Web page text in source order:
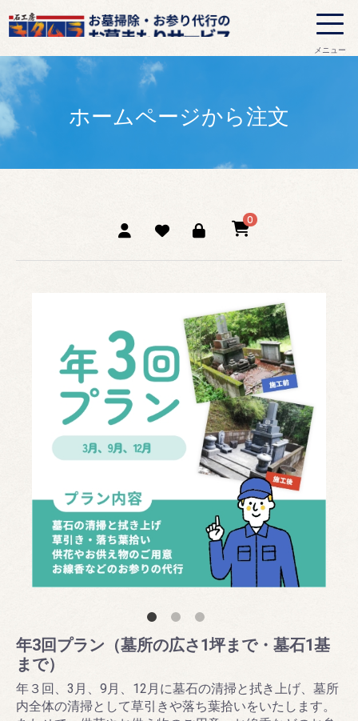
メニュー
ホームページから注文
0
年3回プラン（墓所の広さ1坪まで・墓石1基
まで）
年３回、3月、9月、12月に墓石の清掃と拭き上げ、墓所
内全体の清掃として草引きや落ち葉拾いをいたします。